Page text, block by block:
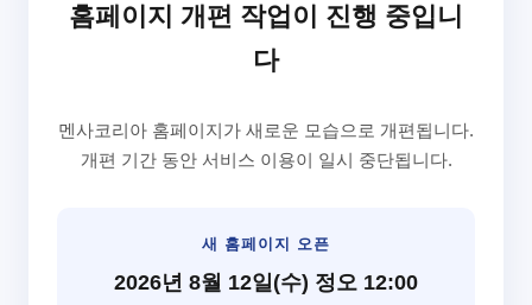
홈페이지 개편 작업이 진행 중입니
다
멘사코리아 홈페이지가 새로운 모습으로 개편됩니다.
개편 기간 동안 서비스 이용이 일시 중단됩니다.
새 홈페이지 오픈
2026년 8월 12일(수) 정오 12:00